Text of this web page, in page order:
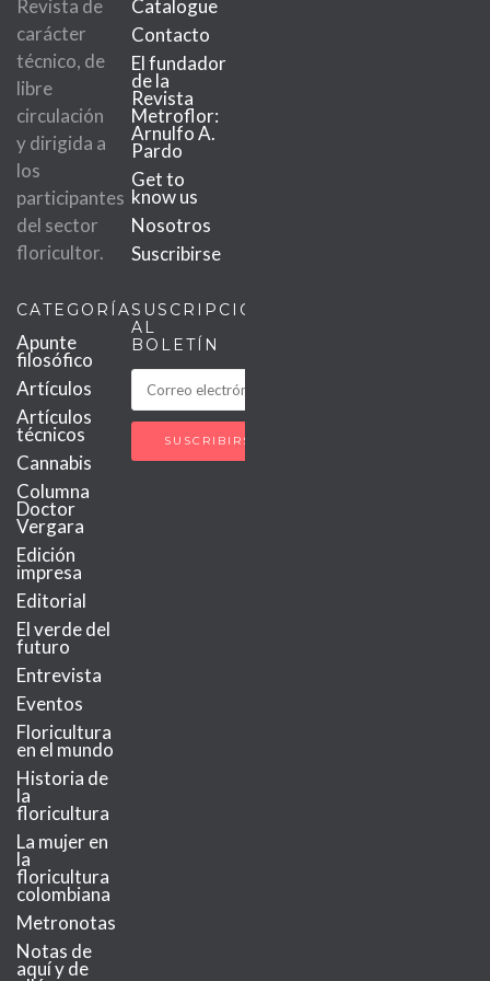
Revista de
carácter
técnico, de
libre
circulación
y dirigida a
los
participantes
del sector
floricultor.
Catalogue
Contacto
El fundador
de la
Revista
Metroflor:
Arnulfo A.
Pardo
Get to
know us
Nosotros
Suscribirse
CATEGORÍAS
Apunte
filosófico
Artículos
Artículos
técnicos
Cannabis
Columna
Doctor
Vergara
Edición
impresa
Editorial
El verde del
futuro
Entrevista
Eventos
Floricultura
en el mundo
Historia de
la
floricultura
La mujer en
la
floricultura
colombiana
Metronotas
Notas de
aquí y de
SUSCRIPCIÓN
AL
BOLETÍN